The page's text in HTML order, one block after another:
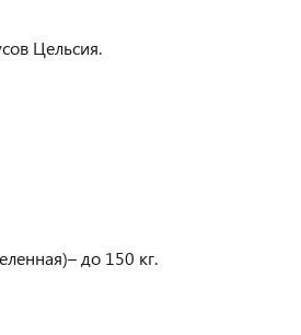
Цельсия.
до 150 кг.